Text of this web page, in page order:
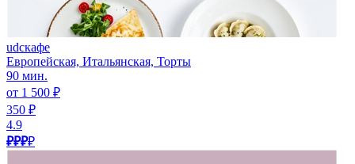
udcкафе
Европейская, Итальянская, Торты
90 мин.
от 1 500 ₽
350 ₽
4.9
₽₽₽₽